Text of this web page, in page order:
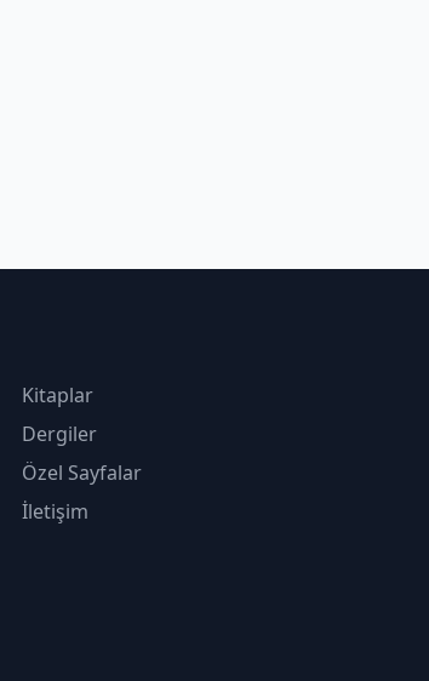
Kitaplar
Dergiler
Özel Sayfalar
İletişim